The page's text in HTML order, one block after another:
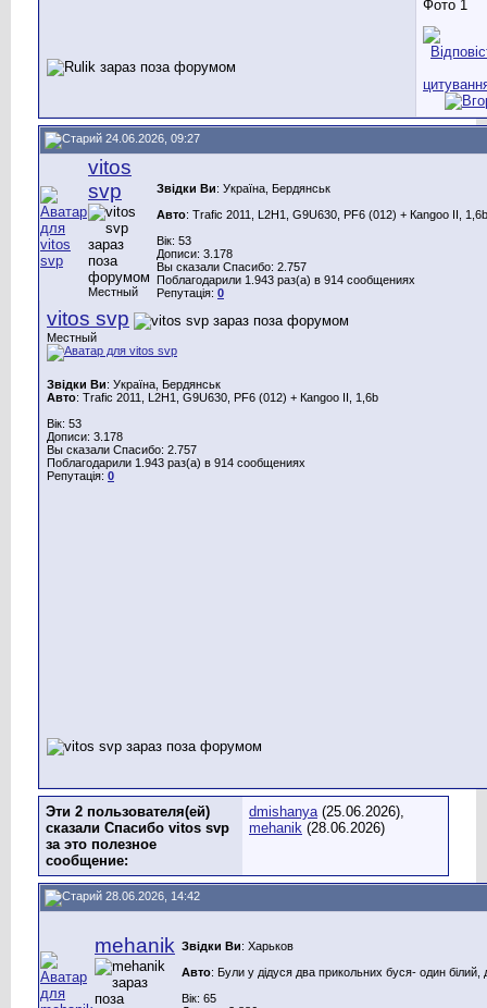
24.06.2026, 09:27
vitos
svp
Местный
Звідки Ви: Україна, Бердянськ
Авто: Trafic 2011, L2H1, G9U630, PF6 (012) + Каngoo II, 1,6b
Вік: 53
Дописи: 3.178
Вы сказали Спасибо: 2.757
Поблагодарили 1.943 раз(а) в 914 сообщениях
Репутація: 0
vitos svp
Местный
Звідки Ви: Україна, Бердянськ
Авто: Trafic 2011, L2H1, G9U630, PF6 (012) + Каngoo II, 1,6b
Вік: 53
Дописи: 3.178
Вы сказали Спасибо: 2.757
Поблагодарили 1.943 раз(а) в 914 сообщениях
Репутація: 0
Эти 2 пользователя(ей)
сказали Спасибо vitos svp
за это полезное
сообщение:
dmishanya (25.06.2026),
mehanik (28.06.2026)
28.06.2026, 14:42
mehanik Звідки Ви: Харьков
Авто: Були у дідуся два прикольних буся- один білий,
Вік: 65